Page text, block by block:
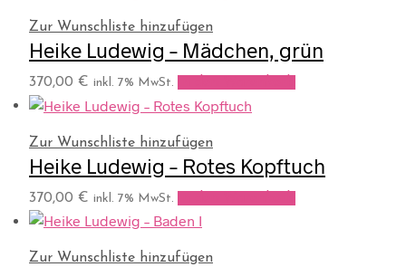
Zur Wunschliste hinzufügen
Heike Ludewig – Mädchen, grün
370,00 € inkl. 7% MwSt.
Zur Wunschliste hinzufügen
Heike Ludewig – Rotes Kopftuch
370,00 € inkl. 7% MwSt.
Zur Wunschliste hinzufügen